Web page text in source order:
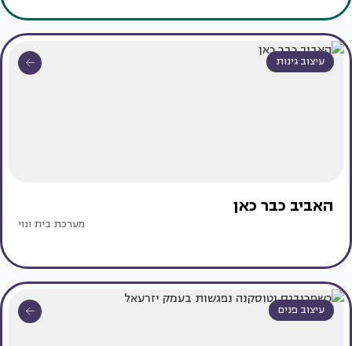
עיצוב גינות
האביב כבר כאן
מערכת בית ונוי
עיצוב פנים